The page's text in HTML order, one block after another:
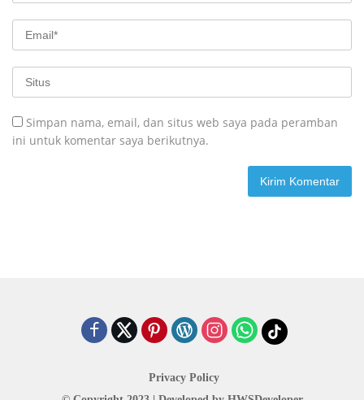
Simpan nama, email, dan situs web saya pada peramban
ini untuk komentar saya berikutnya.
Privacy Policy